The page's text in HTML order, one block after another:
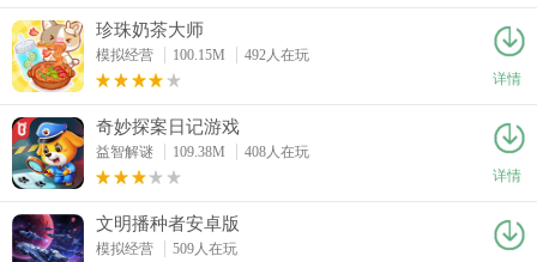
珍珠奶茶大师
模拟经营 100.15M
492人在玩
详情
奇妙探案日记游戏
益智解谜 109.38M
408人在玩
详情
文明播种者安卓版
模拟经营
509人在玩